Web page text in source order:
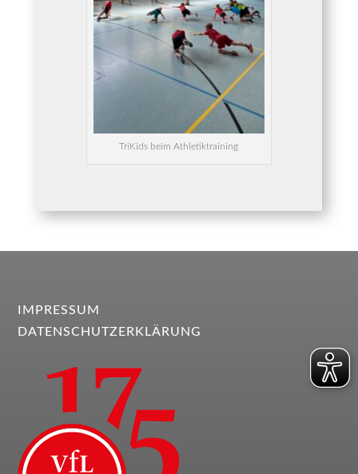
Tri­Kids beim Athletiktraining
IMPRESSUM
DATENSCHUTZERKLÄRUNG